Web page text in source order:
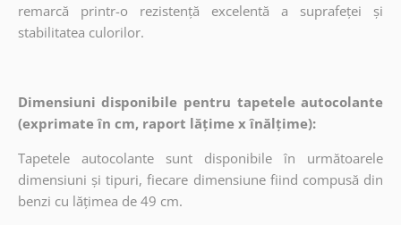
remarcă printr-o rezistență excelentă a suprafeței și
stabilitatea culorilor.
Dimensiuni disponibile pentru tapetele autocolante
(exprimate în cm, raport lățime x înălțime):
Tapetele autocolante sunt disponibile în următoarele
dimensiuni și tipuri, fiecare dimensiune fiind compusă din
benzi cu lățimea de 49 cm.